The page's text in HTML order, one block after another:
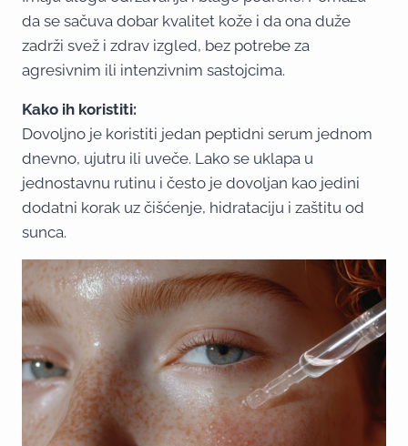
da se sačuva dobar kvalitet kože i da ona duže
zadrži svež i zdrav izgled, bez potrebe za
agresivnim ili intenzivnim sastojcima.
Kako ih koristiti:
Dovoljno je koristiti jedan peptidni serum jednom
dnevno, ujutru ili uveče. Lako se uklapa u
jednostavnu rutinu i često je dovoljan kao jedini
dodatni korak uz čišćenje, hidrataciju i zaštitu od
sunca.